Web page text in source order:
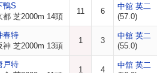
鴨S
都 芝2000m 14頭
11 6
中舘 英二
(57.0)
春特
神 芝2000m 13頭
1 3
中舘 英二
(55.0)
戸特
1 4
中舘 英二